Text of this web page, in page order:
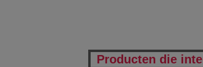
Producten die